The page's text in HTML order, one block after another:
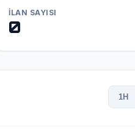
İLAN SAYISI
0
1H